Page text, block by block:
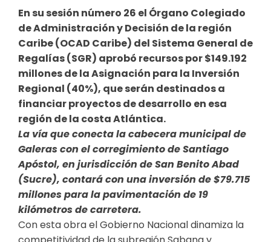
En su sesión número 26 el Órgano Colegiado
de Administración y Decisión de la región
Caribe (OCAD Caribe) del Sistema General de
Regalías (SGR) aprobó recursos por $149.192
millones de la Asignación para la Inversión
Regional (40%), que serán destinados a
financiar proyectos de desarrollo en esa
región de la costa Atlántica.
La vía que conecta la cabecera municipal de
Galeras con el corregimiento de Santiago
Apóstol, en jurisdicción de San Benito Abad
(Sucre), contará con una inversión de $79.715
millones para la pavimentación de 19
kilómetros de carretera.
Con esta obra el Gobierno Nacional dinamiza la